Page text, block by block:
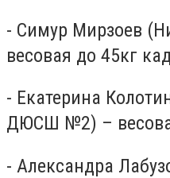
- Симур Мирзоев
весовая до 45кг
- Екатерина
ДЮСШ №2) –
- Александра